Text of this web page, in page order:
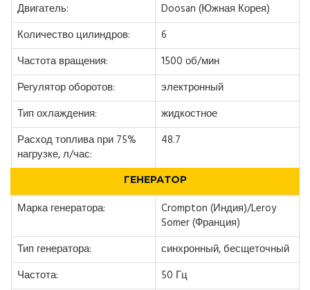
Двигатель:
Doosan (Южная Корея)
Количество цилиндров:
6
Частота вращения:
1500 об/мин
Регулятор оборотов:
электронный
Тип охлаждения:
жидкостное
Расход топлива при 75%
нагрузке, л/час:
48.7
ГЕНЕРАТОР
Марка генератора:
Crompton (Индия)/Leroy
Somer (Франция)
Тип генератора:
синхронный, бесщеточный
Частота:
50 Гц